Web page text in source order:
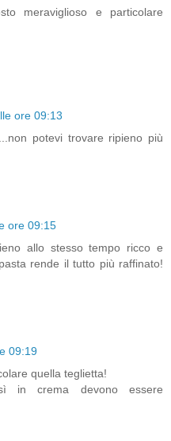
meraviglioso e particolare
ore 09:13
potevi trovare ripieno più
ore 09:15
allo stesso tempo ricco e
rende il tutto più raffinato!
09:19
quella teglietta!
in crema devono essere